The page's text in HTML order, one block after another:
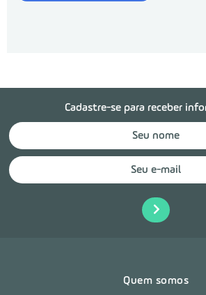
Cadastre-se para receber
Quem somos